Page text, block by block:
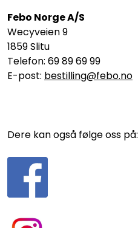
Febo Norge A/S
Wecyveien 9
1859 Slitu
Telefon: 69 89 69 99
E-post: bestilling@febo.no
Dere kan også følge oss på: